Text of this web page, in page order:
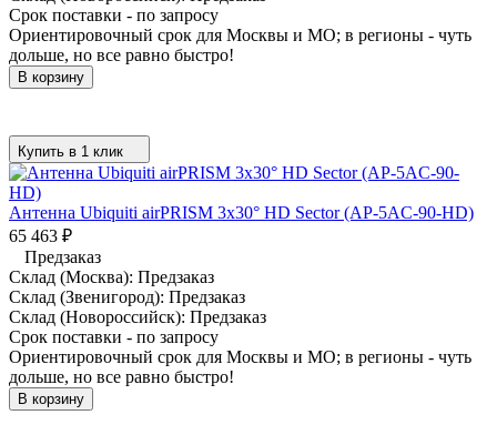
Срок поставки - по запросу
Ориентировочный срок для Москвы и МО; в регионы - чуть
дольше, но все равно быстро!
В корзину
Купить в 1 клик
Антенна Ubiquiti airPRISM 3x30° HD Sector (AP-5AC-90-HD)
65 463 ₽
Предзаказ
Склад (Москва): Предзаказ
Склад (Звенигород): Предзаказ
Склад (Новороссийск): Предзаказ
Срок поставки - по запросу
Ориентировочный срок для Москвы и МО; в регионы - чуть
дольше, но все равно быстро!
В корзину